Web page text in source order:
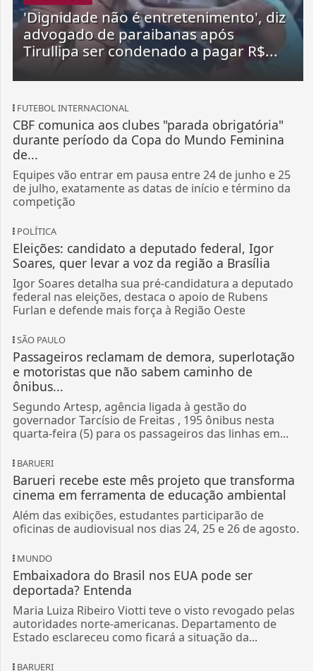
'Dignidade não é entretenimento', diz
advogado de paraibanas após
Tirullipa ser condenado a pagar R$...
FUTEBOL INTERNACIONAL
CBF comunica aos clubes "parada obrigatória"
durante período da Copa do Mundo Feminina
de...
Equipes vão entrar em pausa entre 24 de junho e 25
de julho, exatamente as datas de início e término da
competição
POLÍTICA
Eleições: candidato a deputado federal, Igor
Soares, quer levar a voz da região a Brasília
Igor Soares detalha sua pré-candidatura a deputado
federal nas eleições, destaca o apoio de Rubens
Furlan e defende mais força à Região Oeste
SÃO PAULO
Passageiros reclamam de demora, superlotação
e motoristas que não sabem caminho de
ônibus...
Segundo Artesp, agência ligada à gestão do
governador Tarcísio de Freitas , 195 ônibus nesta
quarta-feira (5) para os passageiros das linhas em...
BARUERI
Barueri recebe este mês projeto que transforma
cinema em ferramenta de educação ambiental
Além das exibições, estudantes participarão de
oficinas de audiovisual nos dias 24, 25 e 26 de agosto.
MUNDO
Embaixadora do Brasil nos EUA pode ser
deportada? Entenda
Maria Luiza Ribeiro Viotti teve o visto revogado pelas
autoridades norte-americanas. Departamento de
Estado esclareceu como ficará a situação da...
BARUERI